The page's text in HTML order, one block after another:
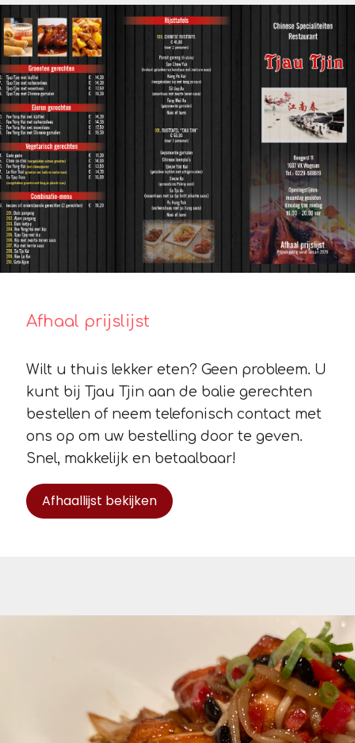
Afhaal prijslijst
Wilt u thuis lekker eten? Geen probleem. U
kunt bij Tjau Tjin aan de balie gerechten
bestellen of neem telefonisch contact met
ons op om uw bestelling door te geven.
Snel, makkelijk en betaalbaar!
Afhaallijst bekijken